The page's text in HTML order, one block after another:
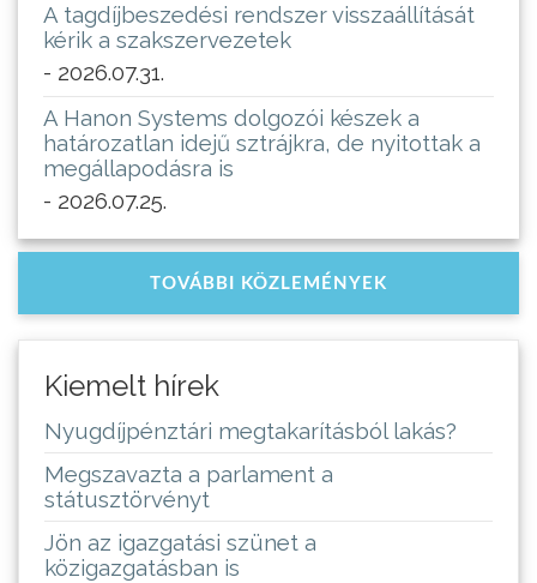
A tagdíjbeszedési rendszer visszaállítását
kérik a szakszervezetek
- 2026.07.31.
A Hanon Systems dolgozói készek a
határozatlan idejű sztrájkra, de nyitottak a
megállapodásra is
- 2026.07.25.
TOVÁBBI KÖZLEMÉNYEK
Kiemelt hírek
Nyugdíjpénztári megtakarításból lakás?
Megszavazta a parlament a
státusztörvényt
Jön az igazgatási szünet a
közigazgatásban is